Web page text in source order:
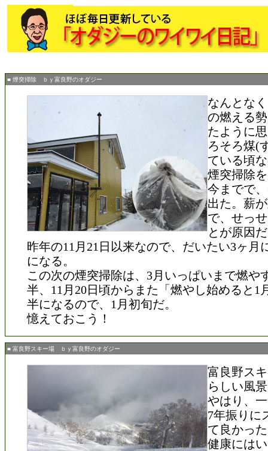
■ 煙突掃除 ｂｙ富良野のオダジー
なんとな
の燃える
たように
ろそろ煤(
ている頃
煙突掃除
今までで
出た。薪
で、せっ
とが原因
昨年の11月21日以来なので、だいたい3ヶ月
になる。
この次の煙突掃除は、3月いっぱいまで燃や
半、11月20日頃からまた「燃やし始めると1
半になるので、1月初旬だ。
憶えておこう！
■ 富良野スキー場 ｂｙ富良野のオダジー
富良野ス
らしい風
やはり、
7年振りに
て良かっ
健康には